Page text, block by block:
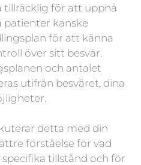
tillräcklig för att uppnå
patienter kanske
för att känna
över sitt besvär.
och antalet
utifrån besväret, dina
detta med din
förståelse för vad
tillstånd och för